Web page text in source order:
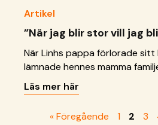
Artikel
”När jag blir stor vill jag
När Linhs pappa förlorade sitt
lämnade hennes mamma
svårt att försörja Linh. Med
köpte han en tjur, som de kan
Läs mer här
« Föregående 1 2 3